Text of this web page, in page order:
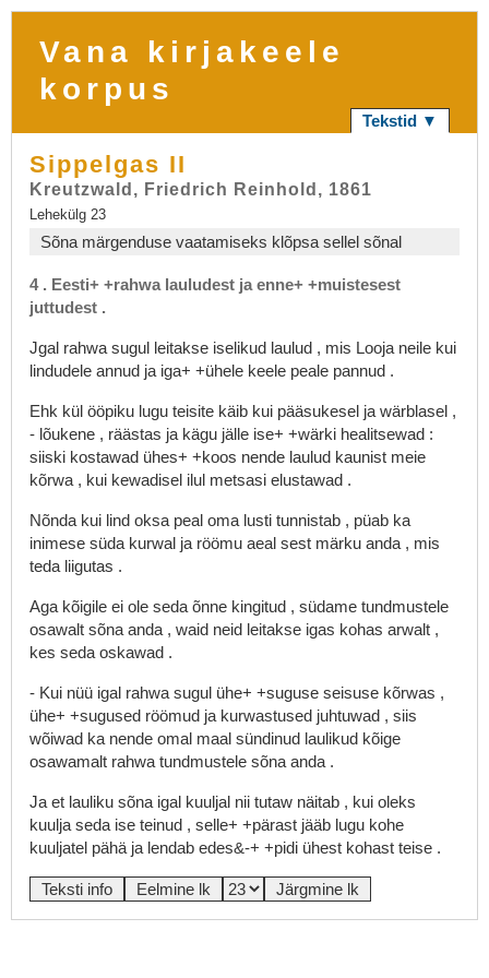
Vana kirjakeele
korpus
Tekstid ▼
Sippelgas II
Kreutzwald, Friedrich Reinhold, 1861
Lehekülg 23
Sõna märgenduse vaatamiseks klõpsa sellel sõnal
4 . Eesti+ +rahwa lauludest ja enne+ +muistesest
juttudest .
Jgal rahwa sugul leitakse iselikud laulud , mis Looja neile kui
lindudele annud ja iga+ +ühele keele peale pannud .
Ehk kül ööpiku lugu teisite käib kui pääsukesel ja wärblasel ,
- lõukene , räästas ja kägu jälle ise+ +wärki healitsewad :
siiski kostawad ühes+ +koos nende laulud kaunist meie
kõrwa , kui kewadisel ilul metsasi elustawad .
Nõnda kui lind oksa peal oma lusti tunnistab , püab ka
inimese süda kurwal ja röömu aeal sest märku anda , mis
teda liigutas .
Aga kõigile ei ole seda õnne kingitud , südame tundmustele
osawalt sõna anda , waid neid leitakse igas kohas arwalt ,
kes seda oskawad .
- Kui nüü igal rahwa sugul ühe+ +suguse seisuse kõrwas ,
ühe+ +sugused röömud ja kurwastused juhtuwad , siis
wõiwad ka nende omal maal sündinud laulikud kõige
osawamalt rahwa tundmustele sõna anda .
Ja et lauliku sõna igal kuuljal nii tutaw näitab , kui oleks
kuulja seda ise teinud , selle+ +pärast jääb lugu kohe
kuuljatel pähä ja lendab edes&-+ +pidi ühest kohast teise .
Teksti info Eelmine lk Järgmine lk